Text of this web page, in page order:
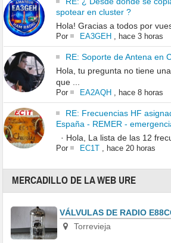
spotear en cluster ?
Hola! Gracias a todos por
Por EA3GEH, hace 3 horas
RE: Soporte de Antena en
Hola, tu pregunta no tiene
que ...
Por EA2AQH, hace 8 horas
RE: Frecuencias HF
España - REMER -
· Hola, La lista de las 12
Por EC1T, hace 20 horas
MERCADILLO DE LA WEB URE
VÁLVULAS DE RADIO
Torrevieja